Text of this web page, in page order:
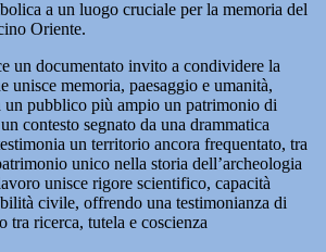
a un luogo cruciale per la memoria del
Oriente.
un documentato invito a condividere la
unisce memoria, paesaggio e umanità,
un pubblico più ampio un patrimonio di
contesto segnato da una drammatica
un territorio ancora frequentato, tra
unico nella storia dell’archeologia
unisce rigore scientifico, capacità
civile, offrendo una testimonianza di
tra ricerca, tutela e coscienza